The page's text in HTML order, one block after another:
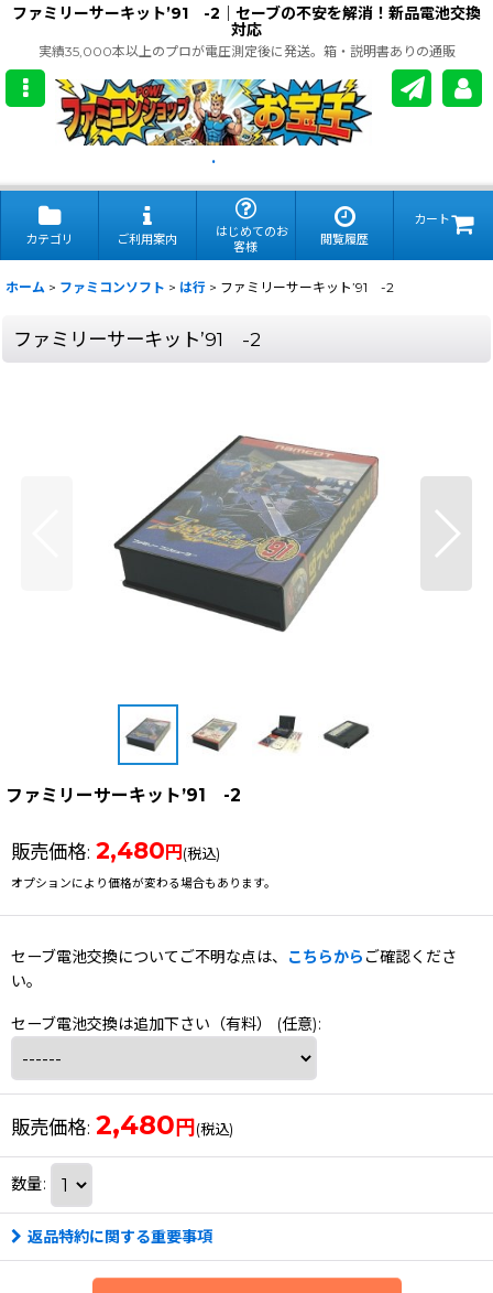
ファミリーサーキット’91 -2｜セーブの不安を解消！新品電池交換
対応
実績35,000本以上のプロが電圧測定後に発送。箱・説明書ありの通販
.
カテゴリ ご利用案内
はじめてのお
客様
閲覧履歴
カート
ホーム > ファミコンソフト > は行 > ファミリーサーキット’91 -2
ファミリーサーキット’91 -2
ファミリーサーキット’91 -2
販売価格: 2,480 円 (税込)
オプションにより価格が変わる場合もあります。
セーブ電池交換についてご不明な点は、 こちらから ご確認くださ
い。
セーブ電池交換は追加下さい（有料） (任意):
販売価格: 2,480円(税込)
数量:
返品特約に関する重要事項